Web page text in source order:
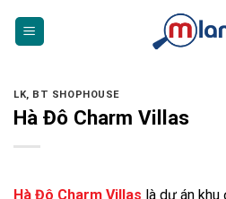
LK, BT SHOPHOUSE
Hà Đô Charm Villas
Hà Đô Charm Villas là dự án